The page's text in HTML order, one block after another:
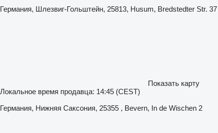
Германия, Шлезвиг-Гольштейн, 25813, Husum, Bredstedter Str. 37
Показать карту
Локальное время продавца: 14:45 (CEST)
Германия, Нижняя Саксония, 25355 , Bevern, In de Wischen 2